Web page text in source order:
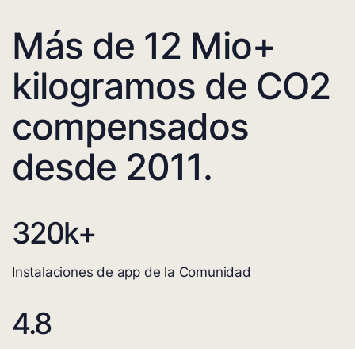
Más de 12 Mio+
kilogramos de CO2
compensados
desde 2011.
320k+
Instalaciones de app de la Comunidad
4.8